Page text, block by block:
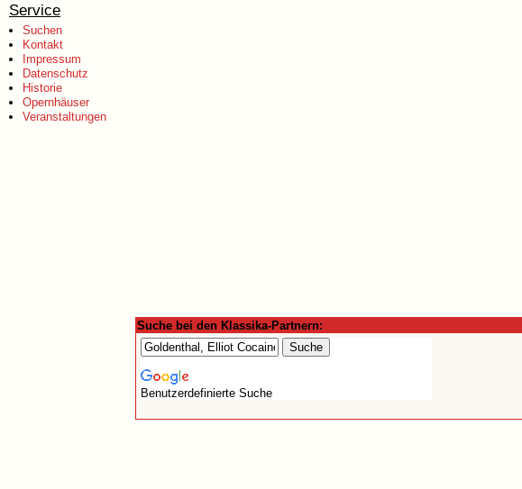
Service
Suchen
Kontakt
Impressum
Datenschutz
Historie
Opernhäuser
Veranstaltungen
Suche bei den Klassika-Partnern:
Benutzerdefinierte Suche